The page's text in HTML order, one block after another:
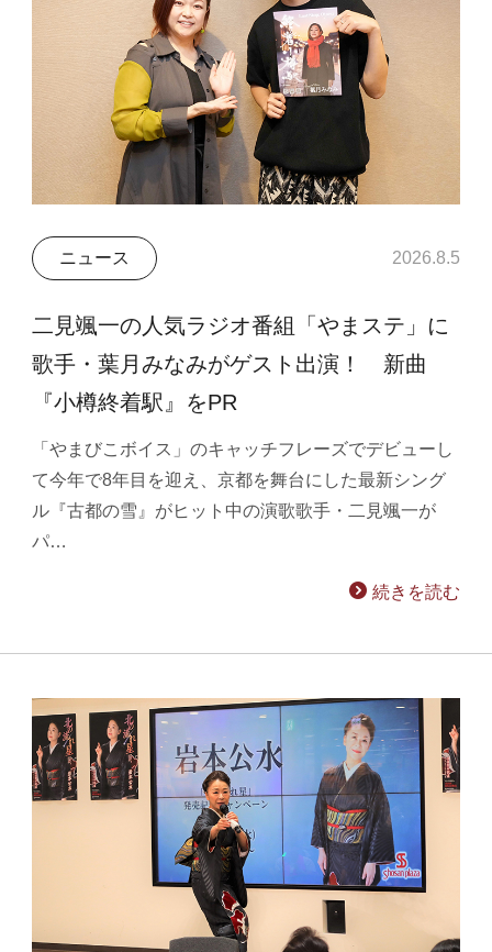
ニュース 2026.8.5
二見颯一の人気ラジオ番組「やまステ」に
歌手・葉月みなみがゲスト出演！ 新曲
『小樽終着駅』をPR
「やまびこボイス」のキャッチフレーズでデビューし
て今年で8年目を迎え、京都を舞台にした最新シング
ル『古都の雪』がヒット中の演歌歌手・二見颯一が
パ…
続きを読む